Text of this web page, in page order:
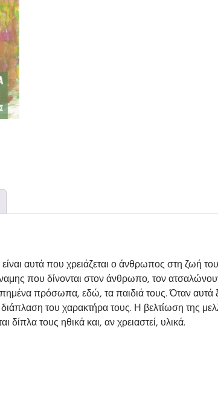
αυτά που χρειάζεται ο άνθρωπος στη ζωή του.
που δίνονται στον άνθρωπο, τον
πρόσωπα, εδώ, τα παιδιά τους. Όταν αυτά
του χαρακτήρα τους. Η βελτίωση της
τους ηθικά και, αν χρειαστεί, υλικά.